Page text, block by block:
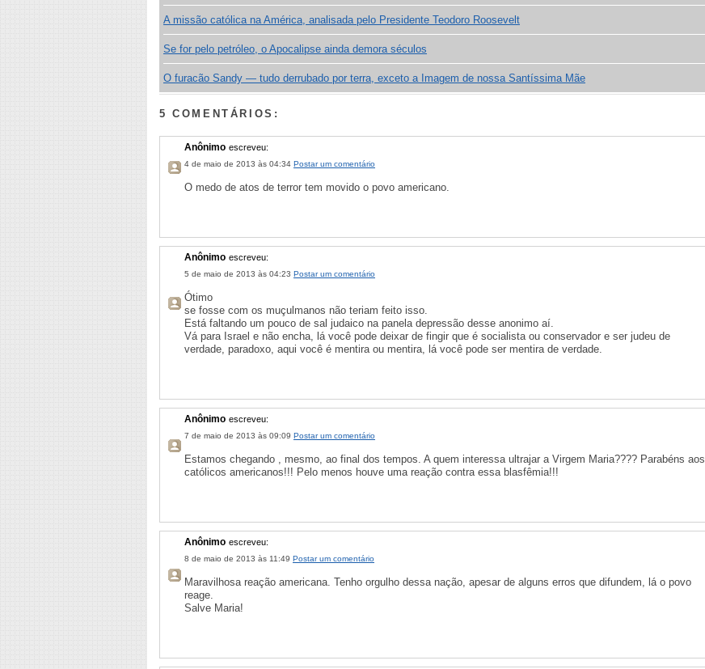
A missão católica na América, analisada pelo Presidente Teodoro Roosevelt
Se for pelo petróleo, o Apocalipse ainda demora séculos
O furacão Sandy — tudo derrubado por terra, exceto a Imagem de nossa Santíssima Mãe
5 COMENTÁRIOS:
Anônimo escreveu:
4 de maio de 2013 às 04:34 Postar um comentário
O medo de atos de terror tem movido o povo americano.
Anônimo escreveu:
5 de maio de 2013 às 04:23 Postar um comentário
Ótimo
se fosse com os muçulmanos não teriam feito isso.
Está faltando um pouco de sal judaico na panela depressão desse anonimo aí.
Vá para Israel e não encha, lá você pode deixar de fingir que é socialista ou conservador e ser judeu de
verdade, paradoxo, aqui você é mentira ou mentira, lá você pode ser mentira de verdade.
Anônimo escreveu:
7 de maio de 2013 às 09:09 Postar um comentário
Estamos chegando , mesmo, ao final dos tempos. A quem interessa ultrajar a Virgem Maria???? Parabéns aos
católicos americanos!!! Pelo menos houve uma reação contra essa blasfêmia!!!
Anônimo escreveu:
8 de maio de 2013 às 11:49 Postar um comentário
Maravilhosa reação americana. Tenho orgulho dessa nação, apesar de alguns erros que difundem, lá o povo
reage.
Salve Maria!